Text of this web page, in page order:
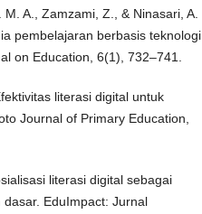
A., Zamzami, Z., & Ninasari, A.
pembelajaran berbasis teknologi
on Education, 6(1), 732–741.
literasi digital untuk
Journal of Primary Education,
literasi digital sebagai
EduImpact: Jurnal